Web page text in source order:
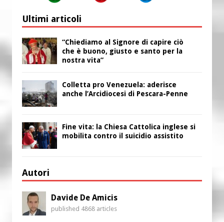
Ultimi articoli
“Chiediamo al Signore di capire ciò
che è buono, giusto e santo per la
nostra vita”
Colletta pro Venezuela: aderisce
anche l’Arcidiocesi di Pescara-Penne
Fine vita: la Chiesa Cattolica inglese si
mobilita contro il suicidio assistito
Autori
Davide De Amicis
published 4868 articles